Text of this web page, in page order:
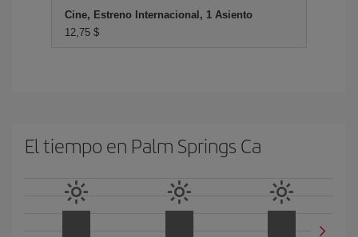
Cine, Estreno Internacional, 1 Asiento
12,75 $
El tiempo en Palm Springs Ca